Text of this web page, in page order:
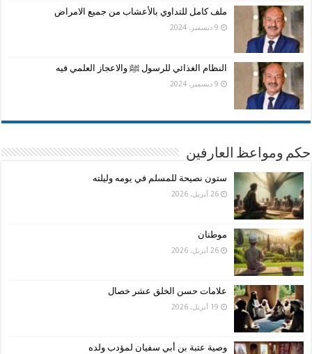
ملف كامل للتداوي بالأعشاب من جميع الامراض
9 ديسمبر، 2024
النظام الغذائي للرسول ﷺ والاعجاز العلمي فيه
9 ديسمبر، 2024
حكم ومواعظ العارفين
ستون نصيحة للمسلم في يومه وليلته
26 أبريل، 2026
موطنان
26 أبريل، 2026
علامات حسن الخلق عشر خصال
19 أبريل، 2026
وصية عتبة بن أبي سفيان لمؤدب ولده